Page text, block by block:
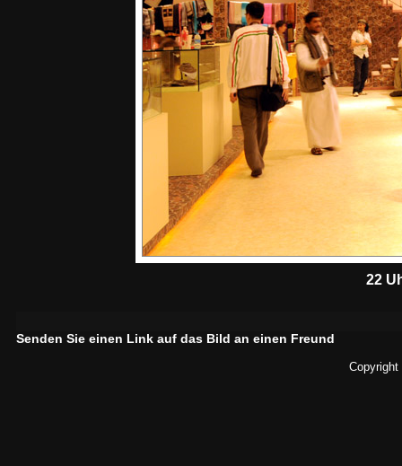
22
Senden Sie einen Link auf das Bild an einen Freund